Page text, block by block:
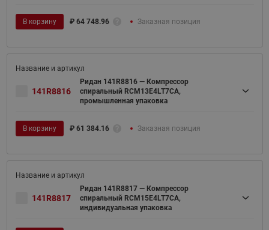
В корзину ₽ 64 748.96 Заказная позиция
141R8816
Ридан 141R8816 — Компрессор
спиральный RCM13E4LT7CA,
промышленная упаковка
В корзину ₽ 61 384.16 Заказная позиция
141R8817
Ридан 141R8817 — Компрессор
спиральный RCM15E4LT7CA,
индивидуальная упаковка